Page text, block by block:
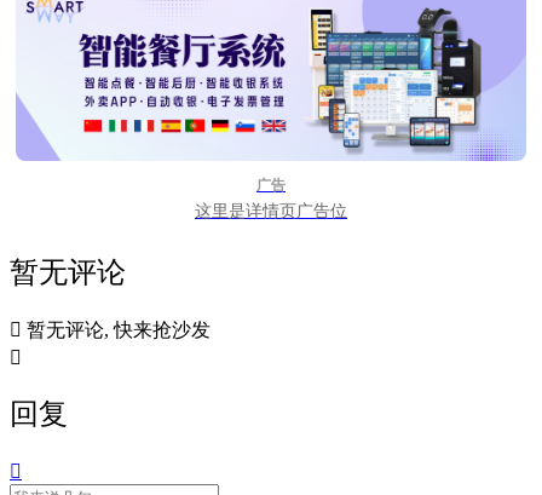
广告
这里是详情页广告位
暂无评论
 暂无评论, 快来抢沙发

回复
